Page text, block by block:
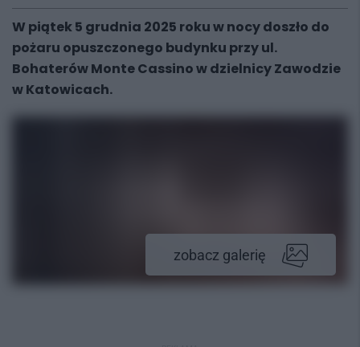
W piątek 5 grudnia 2025 roku w nocy doszło do
pożaru opuszczonego budynku przy ul.
Bohaterów Monte Cassino w dzielnicy Zawodzie
w Katowicach.
zobacz galerię